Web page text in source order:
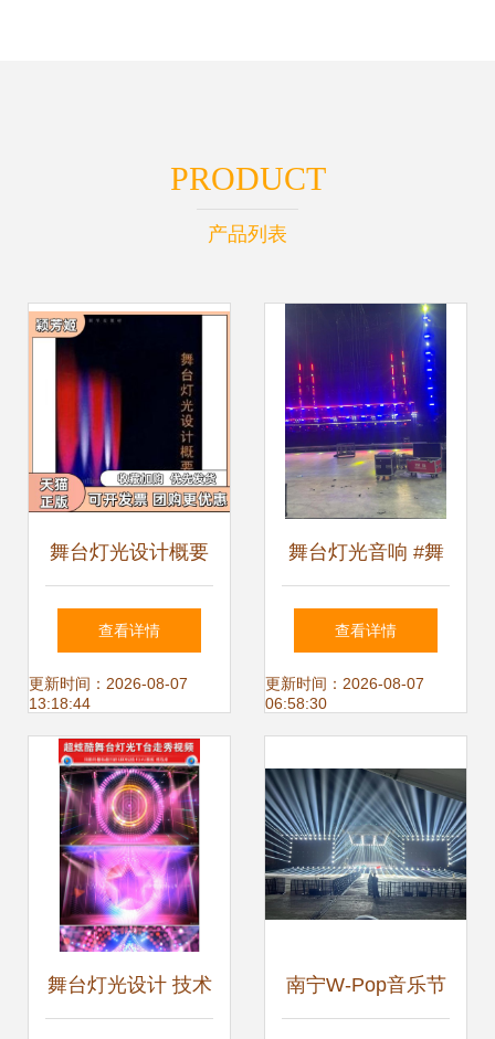
PRODUCT
产品列表
舞台灯光设计概要
——冯德仲《舞台
灯光设计》书评与
实用指南
查看详情
更新时间：2026-08-07
13:18:44
舞台灯光音响 #舞
美设计 #活动搭建
#灯光架truss架
查看详情
更新时间：2026-08-07
06:58:30
舞台灯光设计 技术 南宁W-Pop音乐节